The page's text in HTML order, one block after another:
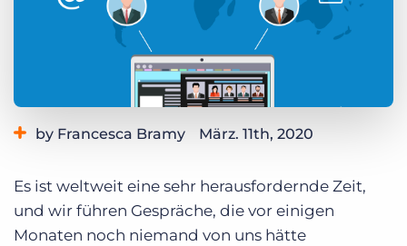
Demo anfragen
by Francesca Bramy März. 11th, 2020
Es ist weltweit eine sehr herausfordernde Zeit,
und wir führen Gespräche, die vor einigen
Monaten noch niemand von uns hätte